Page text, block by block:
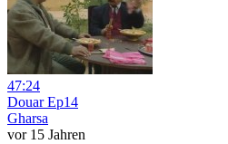
47:24
Douar Ep14
Gharsa
vor 15 Jahren